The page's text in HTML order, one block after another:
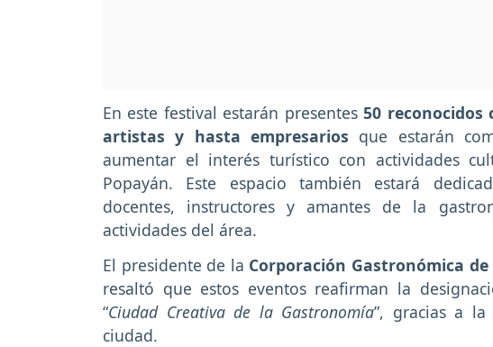
En este festival estarán presentes50 reconocidos
artistas y hasta empresarios que estarán
aumentar el interés turístico con actividades
Popayán. Este espacio también estará
docentes, instructores y amantes de la
actividades del área.
El presidente de la Corporación Gastronómica de
resaltó que estos eventos reafirman la
“Ciudad Creativa de la Gastronomía”, gracias a
ciudad.